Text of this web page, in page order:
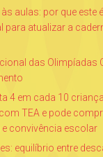
aulas: por que este
para atualizar a
das Olimpíadas
4 em cada 10
TEA e pode
e convivência escolar
equilíbrio entre